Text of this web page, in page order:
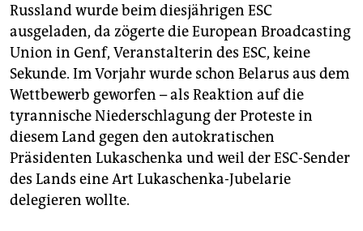
Russland wurde beim diesjährigen ESC
ausgeladen, da zögerte die European ­Broadcasting
Union in Genf, Veranstalterin des ESC, keine
Sekunde. Im Vorjahr wurde schon Belarus aus dem
Wettbewerb geworfen – als Reaktion auf die
tyrannische Niederschlagung der Proteste in
diesem Land gegen den autokratischen
Präsidenten Lukaschenka und weil der ESC-Sender
des Lands eine Art Lukaschenka-Jubelarie
delegieren wollte.